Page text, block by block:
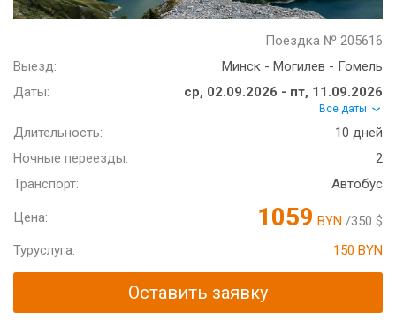
Поездка № 205616
Выезд:
Минск - Могилев - Гомель
Даты:
ср, 02.09.2026 - пт, 11.09.2026
Все даты
Длительность:
10 дней
Ночные переезды:
2
Транспорт:
Автобус
Цена: 1059 BYN /350 $
Туруслуга:
150 BYN
Оставить заявку